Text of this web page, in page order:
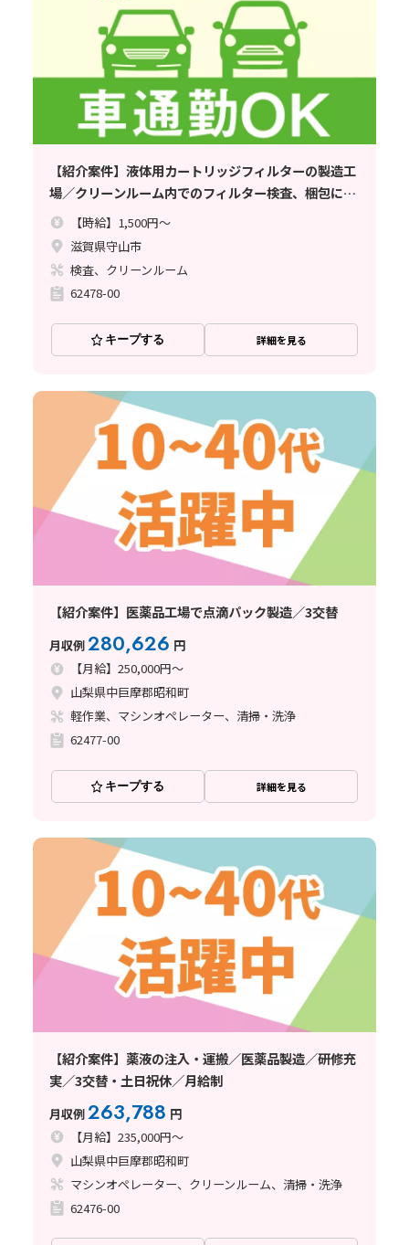
【紹介案件】液体用カートリッジフィルターの製造工
場／クリーンルーム内でのフィルター検査、梱包にな
ります。【時給】1,500円～
滋賀県守山市
検査、クリーンルーム
62478-00
キープする 詳細を見る
【紹介案件】医薬品工場で点滴パック製造／3交替
月収例280,626 円
【月給】250,000円～
山梨県中巨摩郡昭和町
軽作業、マシンオペレーター、清掃・洗浄
62477-00
キープする 詳細を見る
【紹介案件】薬液の注入・運搬／医薬品製造／研修充
実／3交替・土日祝休／月給制
月収例263,788 円
【月給】235,000円～
山梨県中巨摩郡昭和町
マシンオペレーター、クリーンルーム、清掃・洗浄
62476-00